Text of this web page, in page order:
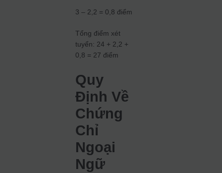
3 – 2,2 = 0,8 điểm
Tổng điểm xét
tuyển: 24 + 2,2 +
0,8 = 27 điểm
Quy
Định Về
Chứng
Chỉ
Ngoại
Ngữ